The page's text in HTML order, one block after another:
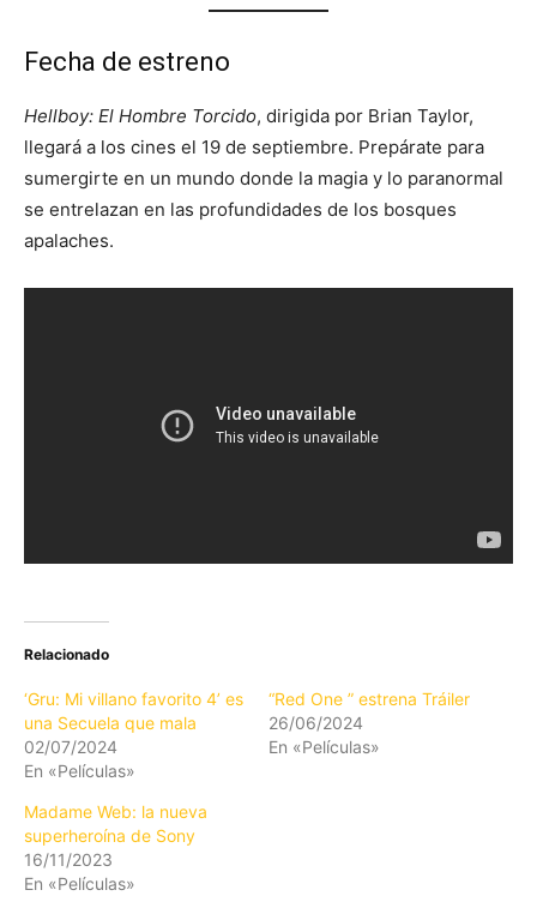
Fecha de estreno
Hellboy: El Hombre Torcido, dirigida por Brian Taylor,
llegará a los cines el 19 de septiembre. Prepárate para
sumergirte en un mundo donde la magia y lo paranormal
se entrelazan en las profundidades de los bosques
apalaches.
Relacionado
‘Gru: Mi villano favorito 4’ es
una Secuela que mala
02/07/2024
En «Películas»
“Red One ” estrena Tráiler
26/06/2024
En «Películas»
Madame Web: la nueva
superheroína de Sony
16/11/2023
En «Películas»